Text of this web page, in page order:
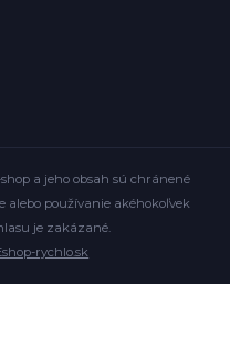
a jeho obsah sú chránené
alebo používanie akéhokoľvek
je zakázané.
rychlo.sk